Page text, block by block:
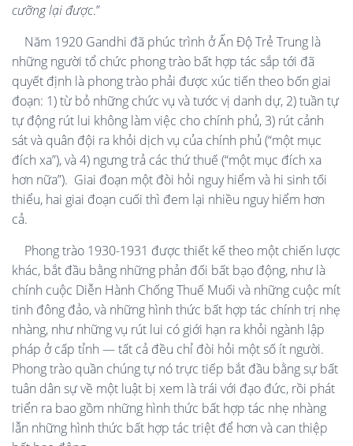
cưỡng lại được.”
Năm 1920 Gandhi đã phúc trình ở Ấn Độ Trẻ Trung là
những người tổ chức phong trào bất hợp tác sắp tới đã
quyết định là phong trào phải được xúc tiến theo bốn giai
đoạn: 1) từ bỏ những chức vụ và tước vị danh dự, 2) tuần tự
tự động rút lui không làm việc cho chính phủ, 3) rút cảnh
sát và quân đội ra khỏi dịch vụ của chính phủ (“một mục
đích xa”), và 4) ngưng trả các thứ thuế (“một mục đích xa
hơn nữa”). Giai đoạn một đòi hỏi nguy hiểm và hi sinh tối
thiểu, hai giai đoạn cuối thì đem lại nhiều nguy hiểm hơn
cả.
Phong trào 1930-1931 được thiết kế theo một chiến lược
khác, bắt đầu bằng những phản đối bất bạo động, như là
chính cuộc Diễn Hành Chống Thuế Muối và những cuộc mít
tinh đông đảo, và những hình thức bất hợp tác chính trị nhẹ
nhàng, như những vụ rút lui có giới hạn ra khỏi ngành lập
pháp ở cấp tỉnh — tất cả đều chỉ đòi hỏi một số ít người.
Phong trào quần chúng tự nó trực tiếp bắt đầu bằng sự bất
tuân dân sự về một luật bị xem là trái với đạo đức, rồi phát
triển ra bao gồm những hình thức bất hợp tác nhẹ nhàng
lẫn những hình thức bất hợp tác triệt để hơn và can thiệp